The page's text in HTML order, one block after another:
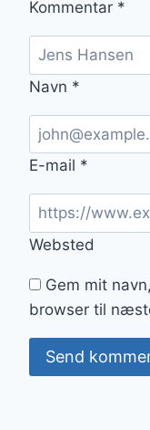
Kommentar *
Navn *
E-mail *
Websted
Gem mit
browser til